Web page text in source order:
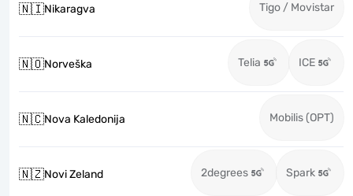
🇳🇮Nikaragva Tigo / Movistar
🇳🇴Norveška Telia ICE
🇳🇨Nova Kaledonija Mobilis (OPT)
🇳🇿Novi Zeland 2degrees Spark